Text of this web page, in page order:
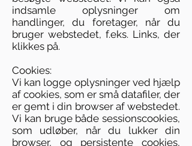
indsamle oplysninger om
handlinger, du foretager, når du
bruger webstedet, f.eks. Links, der
klikkes på.
Cookies:
Vi kan logge oplysninger ved hjælp
af cookies, som er små datafiler, der
er gemt i din browser af webstedet.
Vi kan bruge både sessionscookies,
som udløber, når du lukker din
browser, og persistente cookies,